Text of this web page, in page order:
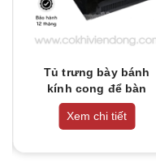
Tủ trưng bày bánh
kính cong để bàn
90cm
Xem chi tiết